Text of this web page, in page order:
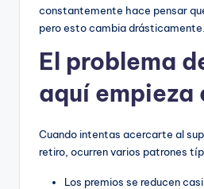
constantemente hace pensar
pero esto cambia drásticamente.
El problema
aquí empieza
Cuando intentas acercarte al
retiro, ocurren varios patrones
Los premios se reducen casi